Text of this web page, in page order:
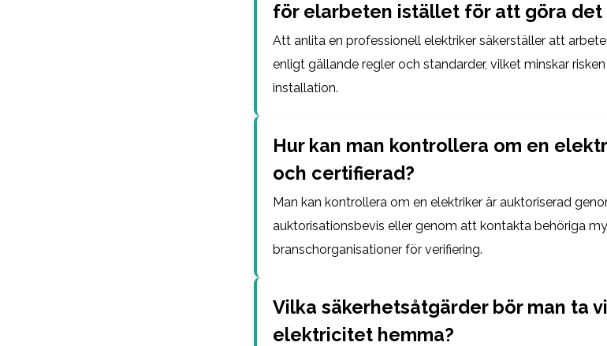
för elarbeten istället för att göra det
Att anlita en professionell elektriker säkerställer att
enligt gällande regler och standarder, vilket minskar
installation.
Hur kan man kontrollera om en
och certifierad?
Man kan kontrollera om en elektriker är auktoriserad
auktorisationsbevis eller genom att kontakta behöriga
branschorganisationer för verifiering.
Vilka säkerhetsåtgärder bör man ta
elektricitet hemma?